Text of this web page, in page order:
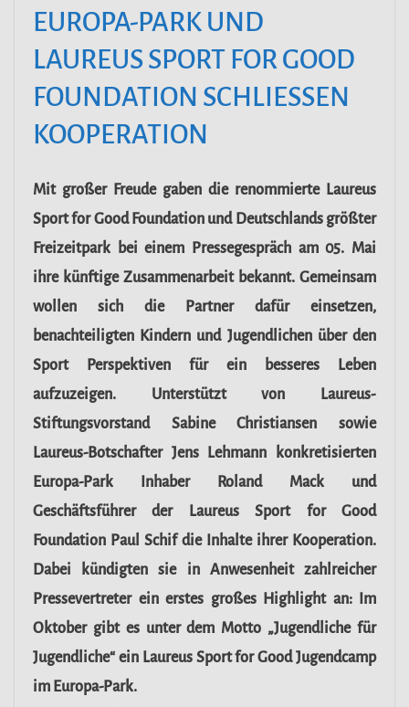
EUROPA-PARK UND
LAUREUS SPORT FOR GOOD
FOUNDATION SCHLIESSEN K
OOPERATION
Mit großer Freude gaben die renommierte Laureus
Sport for Good Foundation und Deutschlands größter
Freizeitpark bei einem Pressegespräch am 05. Mai
ihre künftige Zusammenarbeit bekannt. Gemeinsam
wollen sich die Partner dafür einsetzen,
benachteiligten Kindern und Jugendlichen über den
Sport Perspektiven für ein besseres Leben
aufzuzeigen. Unterstützt von Laureus-
Stiftungsvorstand Sabine Christiansen sowie
Laureus-Botschafter Jens Lehmann konkretisierten
Europa-Park Inhaber Roland Mack und
Geschäftsführer der Laureus Sport for Good
Foundation Paul Schif die Inhalte ihrer Kooperation.
Dabei kündigten sie in Anwesenheit zahlreicher
Pressevertreter ein erstes großes Highlight an: Im
Oktober gibt es unter dem Motto „Jugendliche für
Jugendliche“ ein Laureus Sport for Good Jugendcamp
im Europa-Park.